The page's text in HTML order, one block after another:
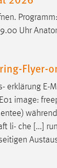
Uhr
Flyer-
erklärung E-
E01 image:
li- che [...]